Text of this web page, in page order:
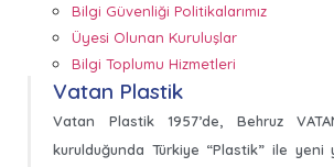
Bilgi Güvenliği Politikalarımız
Üyesi Olunan Kuruluşlar
Bilgi Toplumu Hizmetleri
Vatan Plastik
Vatan Plastik 1957’de, Behruz
kurulduğunda Türkiye “Plastik” ile yeni